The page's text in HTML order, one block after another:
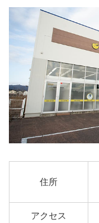
住所
アクセス